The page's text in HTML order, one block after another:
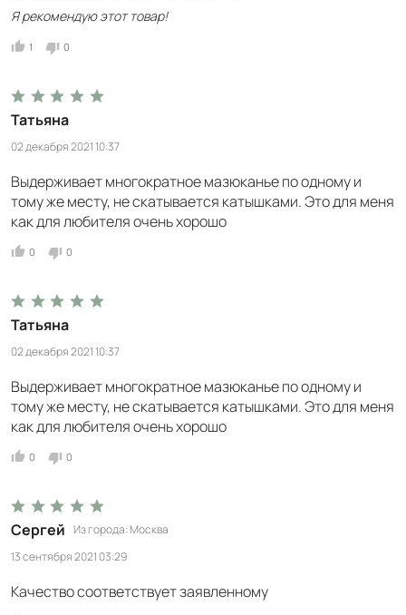
Я рекомендую этот товар!
1 0
Татьяна
02 декабря 2021 10:37
Выдерживает многократное мазюканье по одному и
тому же месту, не скатывается катышками. Это для меня
как для любителя очень хорошо
0 0
Татьяна
02 декабря 2021 10:37
Выдерживает многократное мазюканье по одному и
тому же месту, не скатывается катышками. Это для меня
как для любителя очень хорошо
0 0
Сергей Из города Москва
13 сентября 2021 03:29
Качество соответствует заявленному